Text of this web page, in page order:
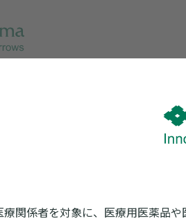
関係者を対象に、医療用医薬品